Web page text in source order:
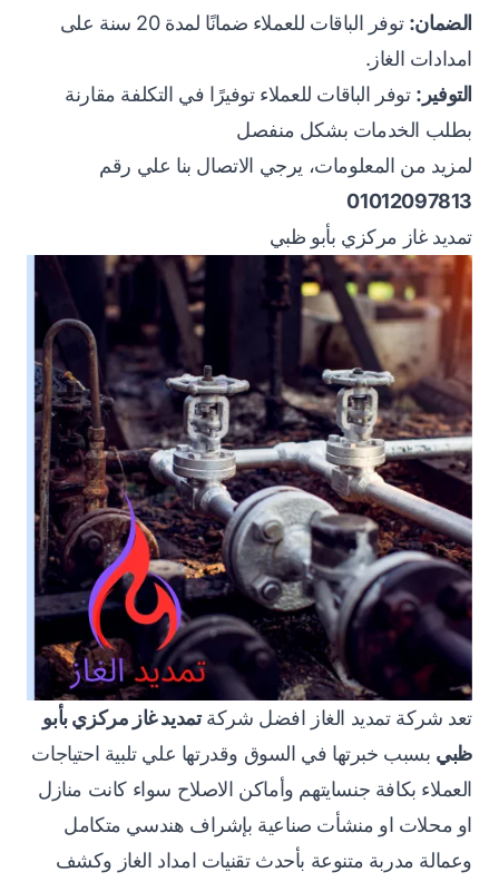
الضمان:
توفر الباقات للعملاء ضمانًا لمدة 20 سنة على
امدادات الغاز.
التوفير: توفر الباقات للعملاء توفيرًا في التكلفة مقارنة
بطلب الخدمات بشكل منفصل
لمزيد من المعلومات، يرجي الاتصال بنا علي رقم
01012097813
تمديد غاز مركزي بأبو ظبي
تعد شركة تمديد الغاز افضل شركةتمديد غاز مركزي بأبو
ظبي بسبب خبرتها في السوق وقدرتها علي تلبية احتياجات
العملاء بكافة جنسايتهم وأماكن الاصلاح سواء كانت منازل
او محلات او منشأت صناعية بإشراف هندسي متكامل
وعمالة مدربة متنوعة بأحدث تقنيات امداد الغاز وكشف